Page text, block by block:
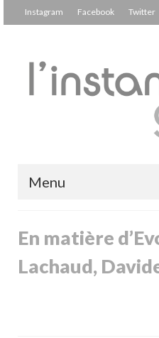
Instagram Facebook Twitter
Menu
En matière
Lachaud,